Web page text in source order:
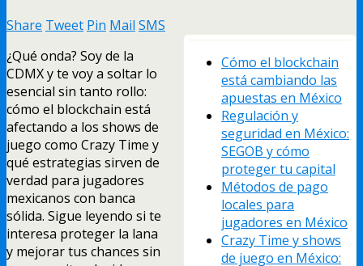
Share Tweet Pin Mail SMS
Cómo el blockchain
está cambiando las
apuestas en México
Regulación y
seguridad en México:
SEGOB y cómo
proteger tu capital
Métodos de pago
locales para
jugadores en México
Crazy Time y shows
de juego en México:
¿Qué onda? Soy de la
CDMX y te voy a soltar lo
esencial sin tanto rollo:
cómo el blockchain está
afectando a los shows de
juego como Crazy Time y
qué estrategias sirven de
verdad para jugadores
mexicanos con banca
sólida. Sigue leyendo si te
interesa proteger la lana
y mejorar tus chances sin